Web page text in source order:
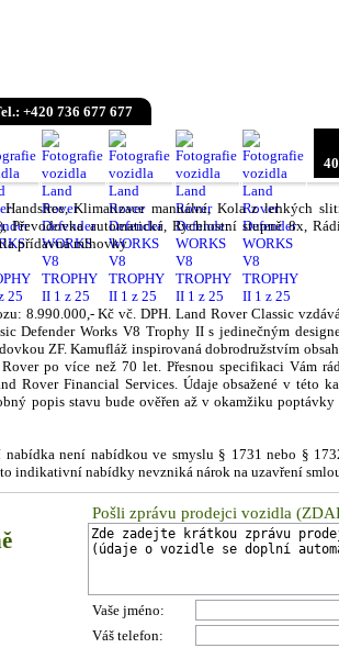
+420 736 677 677
Klimatizace manuální, Kola z lehkých
Převodovka automatická, Rychlostní stupně 8x,
přídavná mlhovky
8.990.000,- Kč vč. DPH. Land Rover Classic
Defender Works V8 Trophy II s jedinečným
ZF. Kamufláž inspirovaná dobrodružstvím
po více než 70 let. Přesnou specifikaci Vám
Rover Financial Services. Údaje obsažené v této
popis stavu bude ověřen až v okamžiku poptávky
není nabídkou ve smyslu § 1731 nebo §
indikativní nabídky nevzniká nárok na uzavření
Pošli zprávu prodejci vozidla (
Vaše jméno:
Váš telefon: